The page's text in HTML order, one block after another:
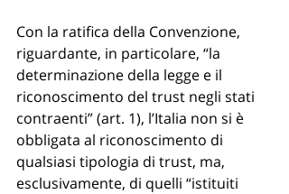
Con la ratifica della Convenzione,
riguardante, in particolare, “la
determinazione della legge e il
riconoscimento del trust negli stati
contraenti” (art. 1), l’Italia non si è
obbligata al riconoscimento di
qualsiasi tipologia di trust, ma,
esclusivamente, di quelli “istituiti